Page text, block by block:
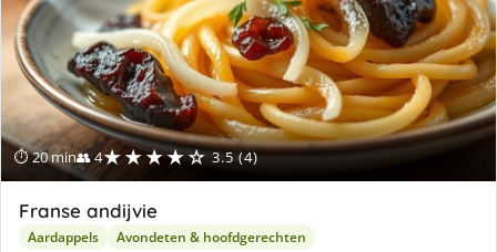
⏱ 20 min👥 4★★★★☆ 3.5 (4)
Franse andijvie
Aardappels Avondeten & hoofdgerechten